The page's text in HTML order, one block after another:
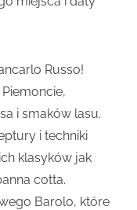
Russo!
i smaków lasu.
i techniki
klasyków jak
cotta.
Barolo, które